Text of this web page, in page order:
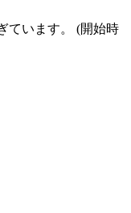
ています。 (開始時